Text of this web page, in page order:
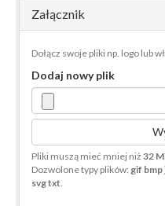
Załącznik
Dołącz swoje pliki np. logo lub
Dodaj nowy plik
Pliki muszą mieć mniej niż32
Dozwolone typy plików:gif bmp
svg txt.